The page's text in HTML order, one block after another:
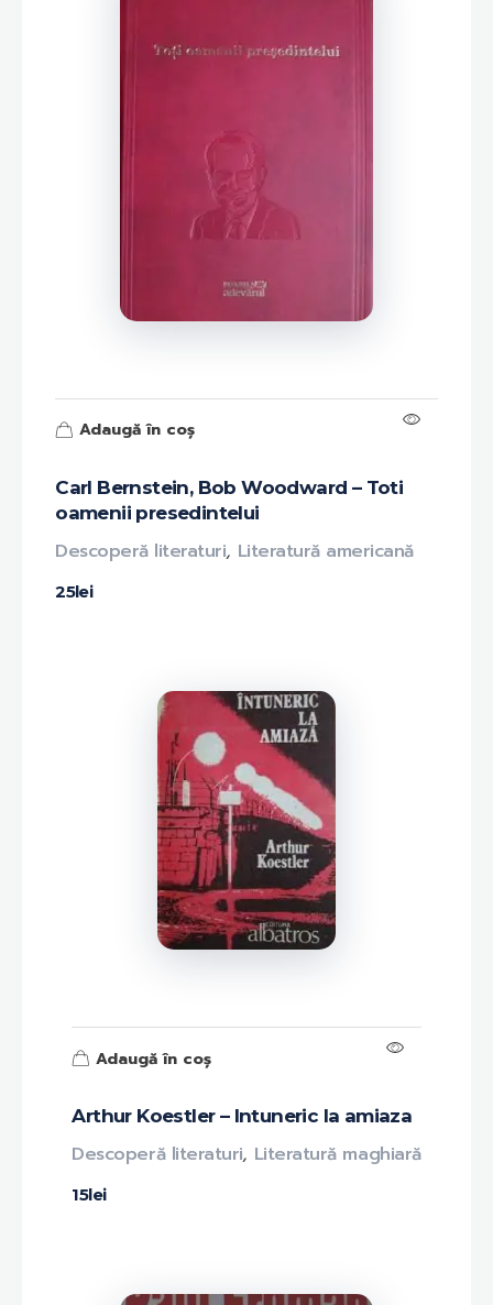
Carl Bernstein, Bob Woodward – Toti
oamenii presedintelui
25lei
Descoperă literaturi, Literatură americană
Adaugă în coș
Arthur Koestler – Intuneric la amiaza
15lei
Descoperă literaturi, Literatură maghiară
Adaugă în coș